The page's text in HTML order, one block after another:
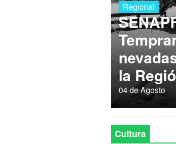
Regional
la
04 de Agosto
Cultura